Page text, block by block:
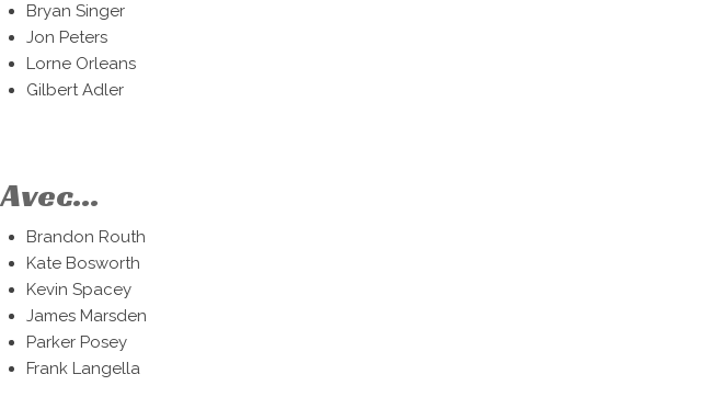
Bryan Singer
Jon Peters
Lorne Orleans
Gilbert Adler
Avec...
Brandon Routh
Kate Bosworth
Kevin Spacey
James Marsden
Parker Posey
Frank Langella